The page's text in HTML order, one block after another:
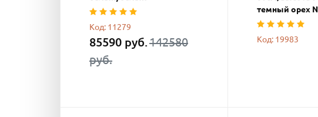
Код: 11279
85590 руб.142580
руб.
темный орех
Код: 19983